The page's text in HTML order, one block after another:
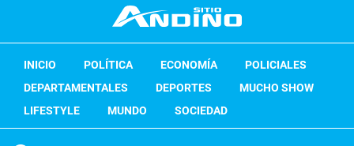
INICIO POLÍTICA ECONOMÍA
POLICIALES
DEPARTAMENTALES
DEPORTES
MUCHO SHOW
LIFESTYLE
MUNDO SOCIEDAD